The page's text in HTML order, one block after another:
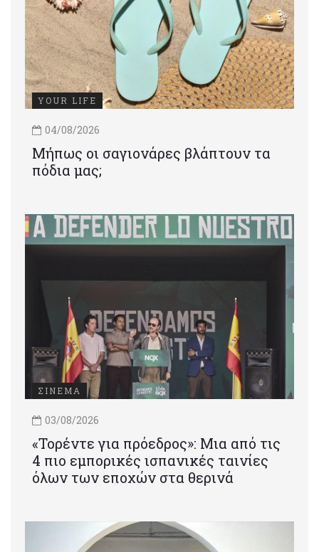
YOUR LIFE
04/08/2026
Μήπως οι σαγιονάρες βλάπτουν τα
πόδια μας;
ΣΙΝΕΜΑ
03/08/2026
«Τορέντε για πρόεδρος»: Mια από τις
4 πιο εμπορικές ισπανικές ταινίες
όλων των εποχών στα θερινά